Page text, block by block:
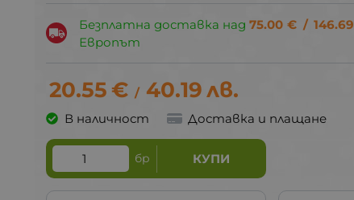
Безплатна доставка над75.00 € / 146.69
Европът
20.55€ / 40.19лв.
В наличност Доставка и плащане
бр КУПИ